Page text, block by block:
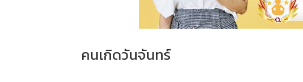
คนเกิดวันจันทร์